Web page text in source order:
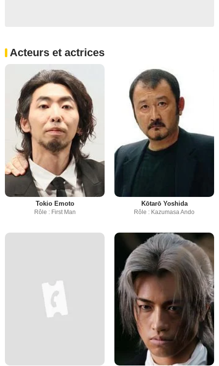
Acteurs et actrices
Tokio Emoto
Rôle : First Man
Kōtarō Yoshida
Rôle : Kazumasa Ando